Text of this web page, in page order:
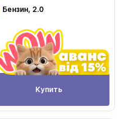
Бензин, 2.0
Купить